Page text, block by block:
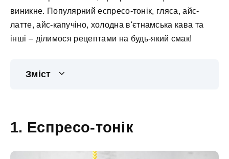
виникне. Популярний еспресо-тонік, гляса, айс-
латте, айс-капучіно, холодна в'єтнамська кава та
інші – ділимося рецептами на будь-який смак!
Зміст
1. Еспресо-тонік